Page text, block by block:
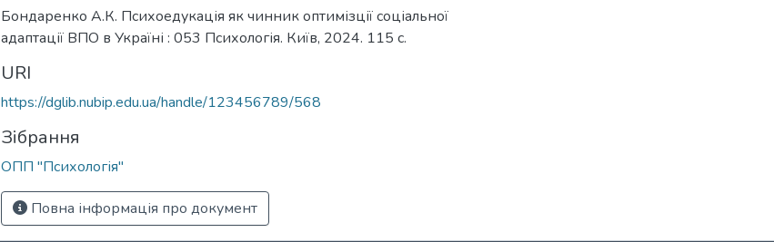
Бондаренко А.К. Психоедукація як чинник оптимізції соціальної
адаптації ВПО в Україні : 053 Психологія. Київ, 2024. 115 с.
URI
https://dglib.nubip.edu.ua/handle/123456789/568
Зібрання
ОПП "Психологія"
Повна інформація про документ